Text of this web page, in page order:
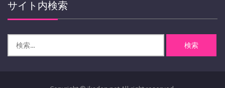
サイト内検索